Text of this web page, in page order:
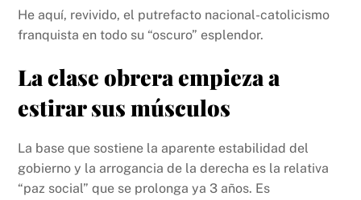
He aquí, revivido, el putrefacto nacional-catolicismo
franquista en todo su “oscuro” esplendor.
La clase obrera empieza a
estirar sus músculos
La base que sostiene la aparente estabilidad del
gobierno y la arrogancia de la derecha es la relativa
“paz social” que se prolonga ya 3 años. Es